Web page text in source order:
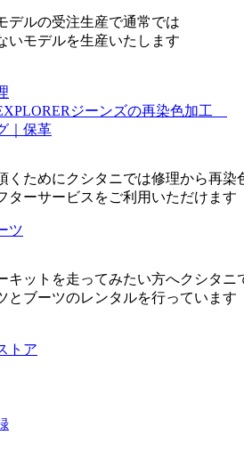
デルの受注生産で通常では
いモデルを生産いたします
ジーンズの再染色加工
｜保革
くためにクシタニでは修理から再染
ターサービスをご利用いただけます
ツ
キットを走ってみたい方へクシタニ
とブーツのレンタルを行っています
トア